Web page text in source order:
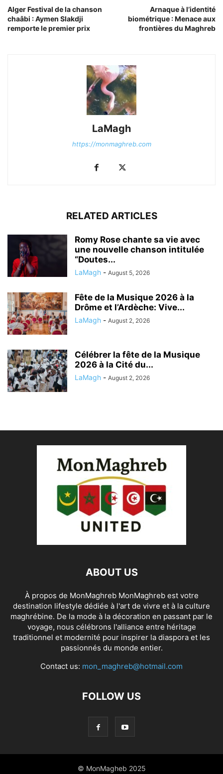
Alger Festival de la chanson
chaâbi : Aymen Slakdji
remporte le premier prix
Arnaque à l’identité
biométrique : Menace aux
frontières du Maghreb
LaMagh
https://monmaghreb.com
RELATED ARTICLES
Romy Rose chante sa vie avec
une nouvelle chanson intitulée
“Doutes...
LaMagh - August 5, 2026
Fête de la Musique 2026 à la
Drôme et l’Ardèche: Vive...
LaMagh - August 2, 2026
Célébrer la fête de la Musique
2026 à la Cité du...
LaMagh - August 2, 2026
ABOUT US
À propos de MonMaghreb MonMaghreb est votre
destination lifestyle dédiée à l'art de vivre et à la culture
maghrébine. De la mode à la décoration en passant par le
voyage, nous célébrons l'alliance entre héritage
traditionnel et modernité pour inspirer la diaspora et les
passionnés du monde entier.
Contact us: mon_maghreb@hotmail.com
FOLLOW US
© MonMagheb 2025